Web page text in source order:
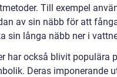
Till exempel
av sin näbb för att
sin långa näbb ner i
har också blivit populära
Deras imponerande